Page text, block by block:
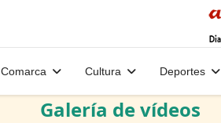
Comarca Cultura Deportes
Galería de vídeos